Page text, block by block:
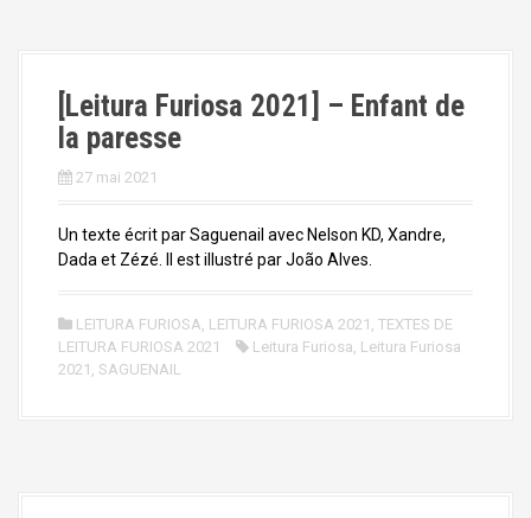
[Leitura Furiosa 2021] – Enfant de
la paresse
27 mai 2021
Un texte écrit par Saguenail avec Nelson KD, Xandre,
Dada et Zézé. Il est illustré par João Alves.
LEITURA FURIOSA, LEITURA FURIOSA 2021 , TEXTES DE
LEITURA FURIOSA 2021
Leitura Furiosa, Leitura Furiosa
2021 , SAGUENAIL